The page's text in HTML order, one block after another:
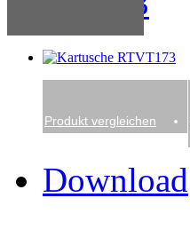
Produkt vergleichen
Download